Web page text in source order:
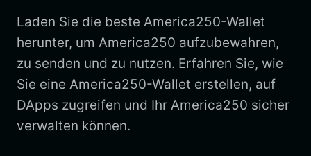
Laden Sie die beste America250-Wallet
herunter, um America250 aufzubewahren,
zu senden und zu nutzen. Erfahren Sie, wie
Sie eine America250-Wallet erstellen, auf
DApps zugreifen und Ihr America250 sicher
verwalten können.